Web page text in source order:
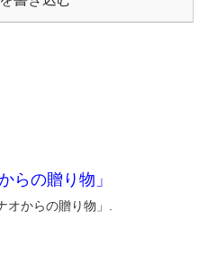
らの贈り物」
からの贈り物」.